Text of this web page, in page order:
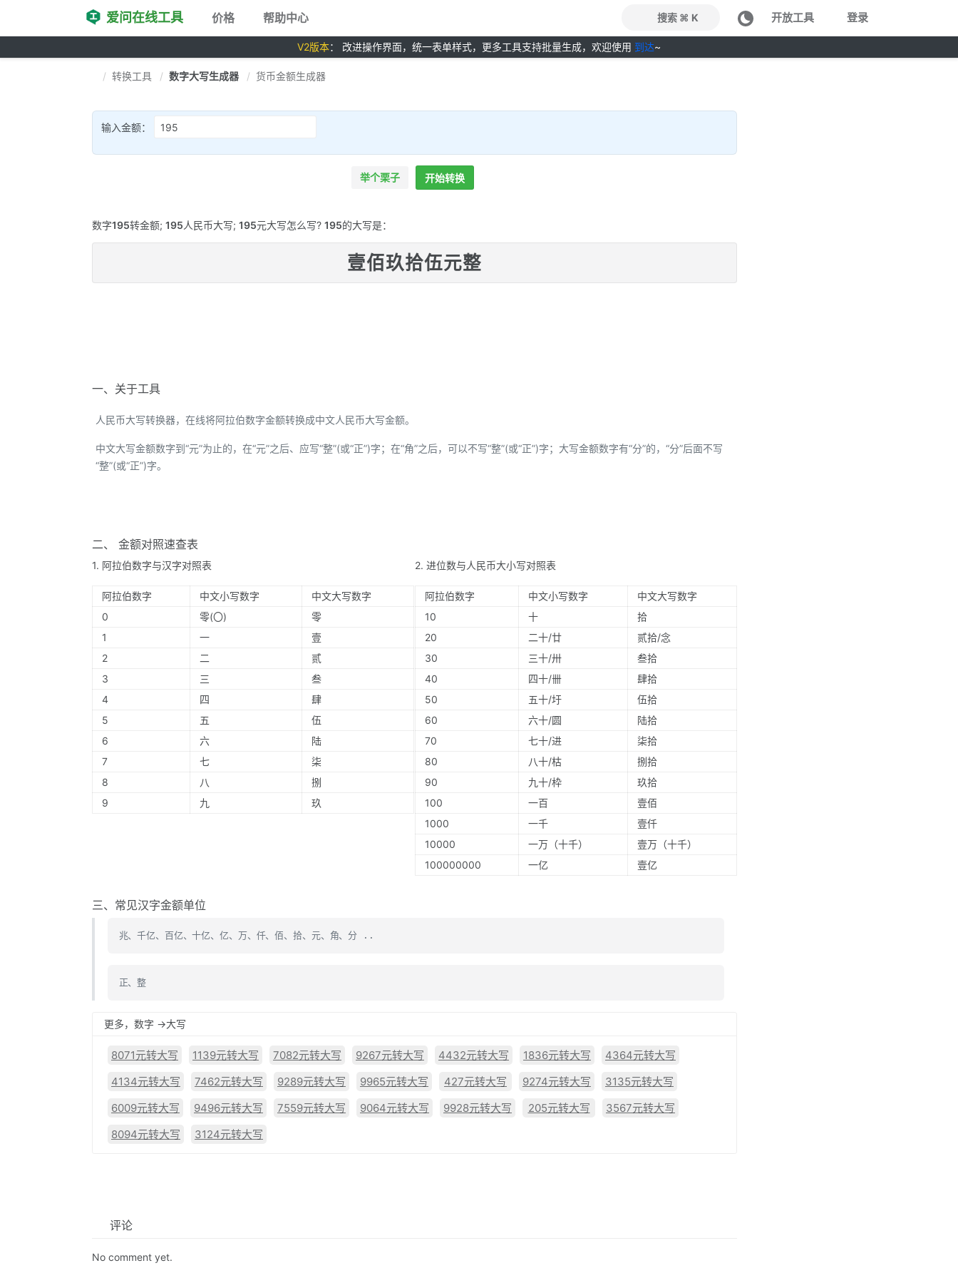
爱问在线工具 价格 帮助中心 搜索 ⌘ K 开放工具 登录
V2版本： 改进操作界面，统一表单样式，更多工具支持批量生成，欢迎使用 到达~
转换工具 数字大写生成器 货币金额生成器
输入金额：
举个栗子 开始转换
数字195转金额; 195人民币大写; 195元大写怎么写? 195的大写是：
壹佰玖拾伍元整
一、关于工具
人民币大写转换器，在线将阿拉伯数字金额转换成中文人民币大写金额。
中文大写金额数字到“元”为止的，在“元”之后、应写“整”(或“正”)字；在“角”之后，可以不写“整”(或“正”)字；大写金额数字有“分”的，“分”后面不写
“整”(或“正”)字。
二、 金额对照速查表
1. 阿拉伯数字与汉字对照表
阿拉伯数字 中文小写数字
中文大写数字
0
零(〇)
零
1
一
壹
2
二
贰
3
三
叁
4
四
肆
5
五
伍
6
六
陆
7
七
柒
8
八
捌
9
九 玖
2. 进位数与人民币大小写对照表
阿拉伯数字 中文小写数字
中文大写数字
10
十
拾
20
二十/廿
贰拾/念
30
三十/卅
叁拾
40
四十/卌
肆拾
50
五十/圩
伍拾
60
六十/圆
陆拾
70
七十/进
柒拾
80
八十/枯
捌拾
90
九十/枠
玖拾
100
一百
壹佰
1000
一千
壹仟
10000
一万（十千）
壹万（十千）
100000000
一亿 壹亿
三、常见汉字金额单位
兆、千亿、百亿、十亿、亿、万、仟、佰、拾、元、角、分 ..
正、整
更多，数字 ->大写
8071元转大写 1139元转大写 7082元转大写 9267元转大写 4432元转大写 1836元转大写
4364元转大写
4134元转大写
7462元转大写 9289元转大写 9965元转大写 427元转大写 9274元转大写
3135元转大写
6009元转大写
9496元转大写 7559元转大写 9064元转大写 9928元转大写 205元转大写
3567元转大写
8094元转大写
3124元转大写
评论
No comment yet.